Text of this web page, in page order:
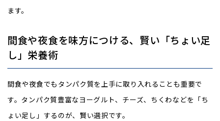
ます。
間食や夜食を味方につける、賢い「ちょい足
し」栄養術
間食や夜食でもタンパク質を上手に取り入れることも重要で
す。タンパク質豊富なヨーグルト、チーズ、ちくわなどを「ち
ょい足し」するのが、賢い選択です。